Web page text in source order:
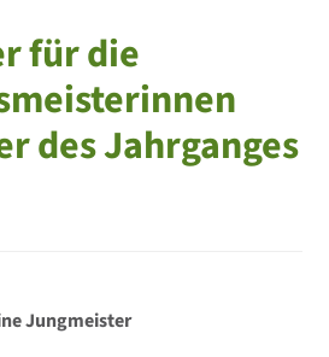
für die
des Jahrganges
Jungmeister